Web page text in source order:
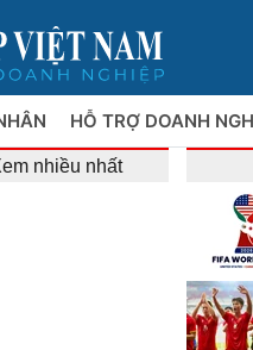
HỖ TRỢ DOANH
nhiều nhất